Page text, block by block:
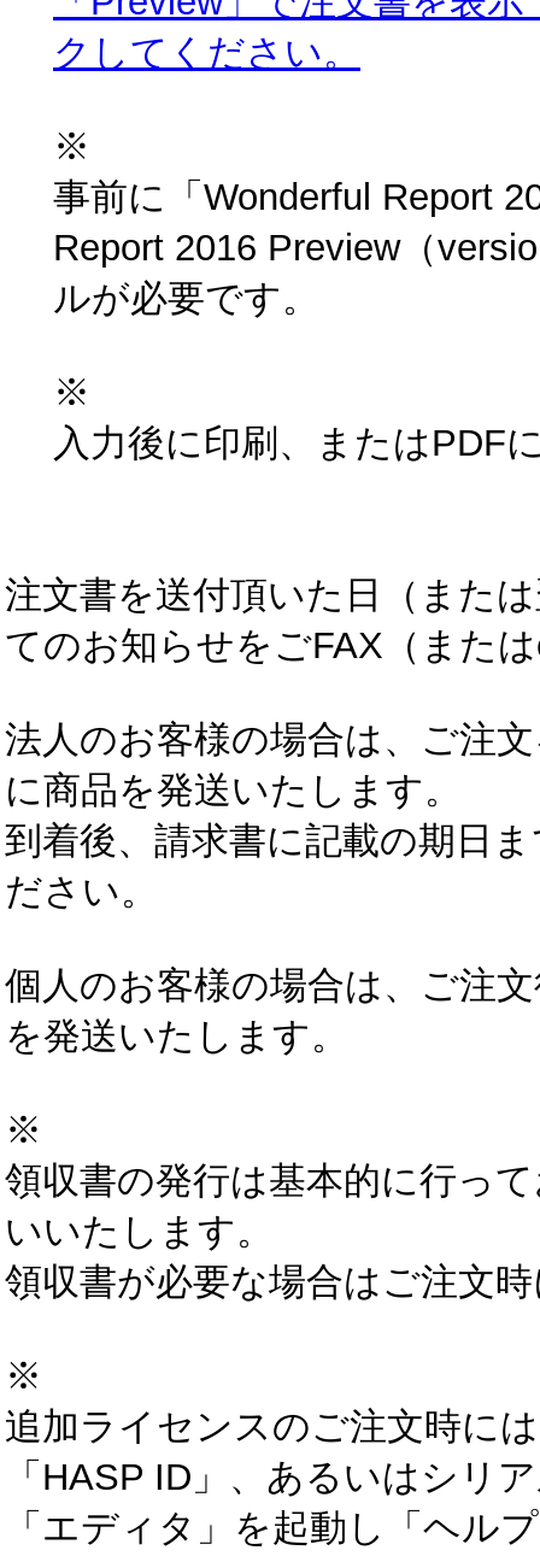
クしてください。
※
事前に「Wonderful Report
Report 2016 Preview（
ルが必要です。
※
入力後に印刷、またはPDF
注文書を送付頂いた日（また
てのお知らせをごFAX（また
法人のお客様の場合は、ご注
に商品を発送いたします。
到着後、請求書に記載の期日
ださい。
個人のお客様の場合は、ご注
を発送いたします。
※
領収書の発行は基本的に行っ
いいたします。
領収書が必要な場合はご注文
※
追加ライセンスのご注文時に
「HASP ID」、あるいはシリ
「エディタ」を起動し「ヘル